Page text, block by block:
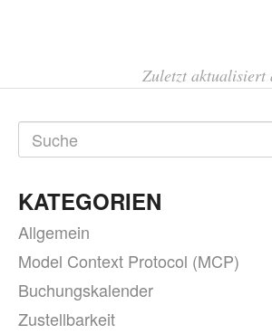
Zuletzt aktualisiert
KATEGORIEN
Allgemein
Model Context Protocol (MCP)
Buchungskalender
Zustellbarkeit